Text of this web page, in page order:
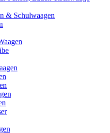
& Schulwaagen